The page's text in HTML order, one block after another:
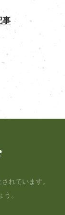
事
れています。
。